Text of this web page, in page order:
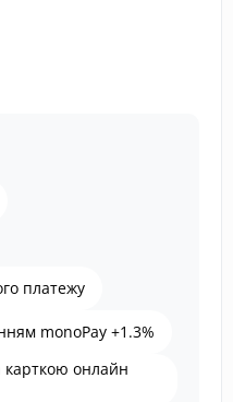
платежу
monoPay +1.3%
карткою онлайн